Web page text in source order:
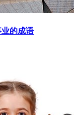
的成语